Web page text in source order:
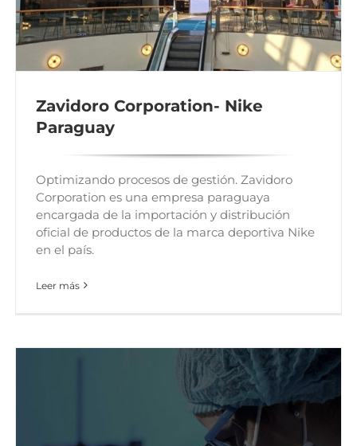
Zavidoro Corporation- Nike
Paraguay
Optimizando procesos de gestión. Zavidoro
Corporation es una empresa paraguaya
encargada de la importación y distribución
oficial de productos de la marca deportiva Nike
en el país.
Leer más